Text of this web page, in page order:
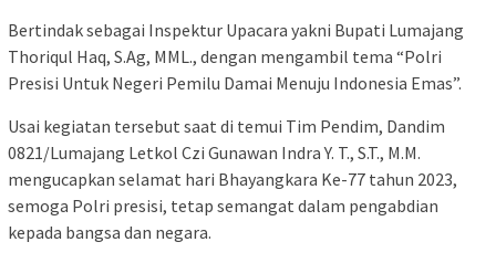
Bertindak sebagai Inspektur Upacara yakni Bupati Lumajang
Thoriqul Haq, S.Ag, MML., dengan mengambil tema “Polri
Presisi Untuk Negeri Pemilu Damai Menuju Indonesia Emas”.
Usai kegiatan tersebut saat di temui Tim Pendim, Dandim
0821/Lumajang Letkol Czi Gunawan Indra Y. T., S.T., M.M.
mengucapkan selamat hari Bhayangkara Ke-77 tahun 2023,
semoga Polri presisi, tetap semangat dalam pengabdian
kepada bangsa dan negara.